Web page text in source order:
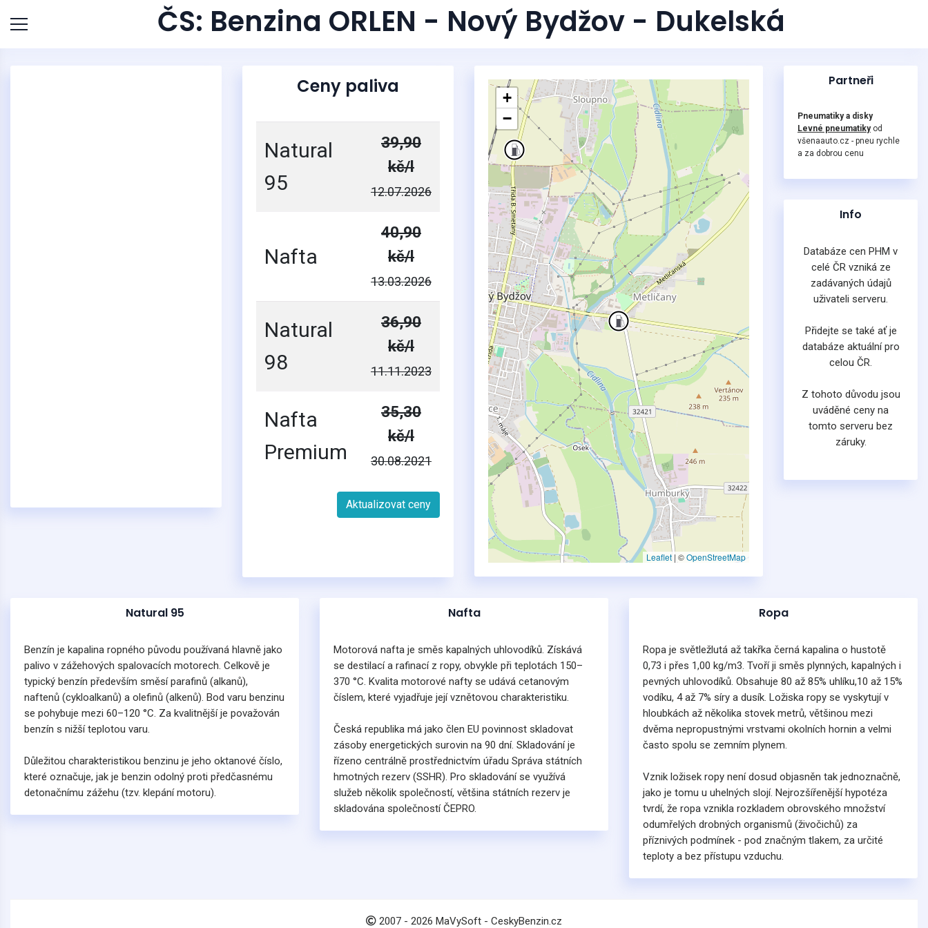
ČS: Benzina ORLEN - Nový Bydžov - Dukelská
Ceny paliva
Natural
95
39,90
kč/l
12.07.2026
Nafta
40,90
kč/l
13.03.2026
Natural
98
36,90
kč/l
11.11.2023
Nafta
Premium
35,30
kč/l
30.08.2021
Aktualizovat ceny
+
−
Leaflet | ©OpenStreetMap
Partneři
Pneumatiky a disky
Levné pneumatikyod
všenaauto.cz - pneu rychle
a za dobrou cenu
Info
Databáze cen PHM v
celé ČR vzniká ze
zadávaných údajů
uživateli serveru.
Přidejte se také ať je
databáze aktuální pro
celou ČR.
Z tohoto důvodu jsou
uváděné ceny na
tomto serveru bez
záruky.
Natural 95
Benzín je kapalina ropného původu používaná hlavně jako
palivo v zážehových spalovacích motorech. Celkově je
typický benzín především směsí parafinů (alkanů),
naftenů (cykloalkanů) a olefinů (alkenů). Bod varu benzinu
se pohybuje mezi 60–120 °C. Za kvalitnější je považován
benzín s nižší teplotou varu.
Důležitou charakteristikou benzinu je jeho oktanové číslo,
které označuje, jak je benzin odolný proti předčasnému
detonačnímu zážehu (tzv. klepání motoru).
Nafta
Motorová nafta je směs kapalných uhlovodíků. Získává
se destilací a rafinací z ropy, obvykle při teplotách 150–
370 °C. Kvalita motorové nafty se udává cetanovým
číslem, které vyjadřuje její vznětovou charakteristiku.
Česká republika má jako člen EU povinnost skladovat
zásoby energetických surovin na 90 dní. Skladování je
řízeno centrálně prostřednictvím úřadu Správa státních
hmotných rezerv (SSHR). Pro skladování se využívá
služeb několik společností, většina státních rezerv je
skladována společností ČEPRO.
Ropa
Ropa je světležlutá až takřka černá kapalina o hustotě
0,73 i přes 1,00 kg/m3. Tvoří ji směs plynných, kapalných i
pevných uhlovodíků. Obsahuje 80 až 85% uhlíku,10 až 15%
vodíku, 4 až 7% síry a dusík. Ložiska ropy se vyskytují v
hloubkách až několika stovek metrů, většinou mezi
dvěma nepropustnými vrstvami okolních hornin a velmi
často spolu se zemním plynem.
Vznik ložisek ropy není dosud objasněn tak jednoznačně,
jako je tomu u uhelných slojí. Nejrozšířenější hypotéza
tvrdí, že ropa vznikla rozkladem obrovského množství
odumřelých drobných organismů (živočichů) za
příznivých podmínek - pod značným tlakem, za určité
teploty a bez přístupu vzduchu.
2007 - 2026 MaVySoft - CeskyBenzin.cz